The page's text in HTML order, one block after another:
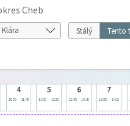
Cheb
Stálý Tento
4
10:55 11:40
5
11:50 12:35
6
12:45 13:30
7
13:35 14:20